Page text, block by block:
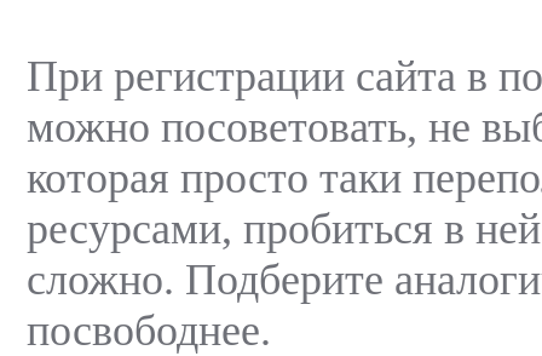
При регистрации сайта в
можно посоветовать, не
которая просто таки
ресурсами, пробиться в
сложно. Подберите
посвободнее.